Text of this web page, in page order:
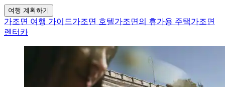
여행 계획하기
가조면 여행 가이드가조면 호텔가조면의 휴가용 주택가조면
렌터카